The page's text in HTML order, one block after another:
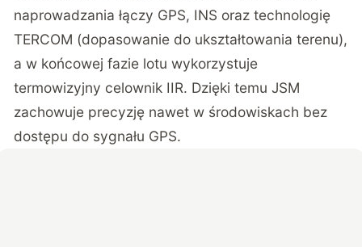
naprowadzania łączy GPS, INS oraz technologię
TERCOM (dopasowanie do ukształtowania terenu),
a w końcowej fazie lotu wykorzystuje
termowizyjny celownik IIR. Dzięki temu JSM
zachowuje precyzję nawet w środowiskach bez
dostępu do sygnału GPS.